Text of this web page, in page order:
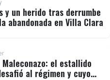
y un herido tras derrumbe
abandonada en Villa Clara
Maleconazo: el estallido
al régimen y cuyo